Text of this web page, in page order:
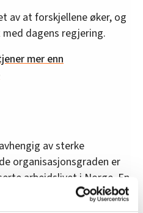
av at forskjellene øker, og
dagens regjering.
mer enn
av sterke
organisasjonsgraden er
arbeidslivet i Norge. En
vil altså føre til en endring
og